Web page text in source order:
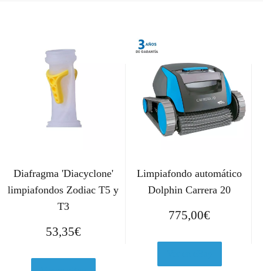
Diafragma 'Diacyclone'
limpiafondos Zodiac T5 y
T3
53,35€
Limpiafondo automático
Dolphin Carrera 20
775,00€